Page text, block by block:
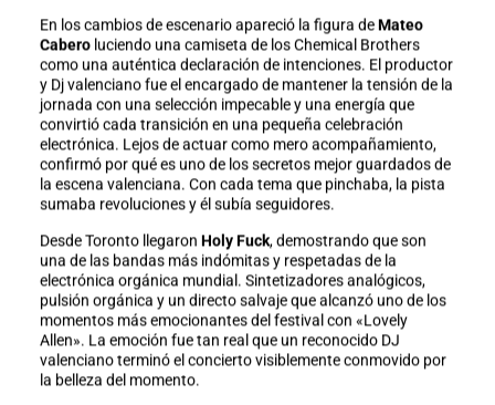
En los cambios de escenario apareció la figura deMateo
Caberoluciendo una camiseta de los Chemical Brothers
como una auténtica declaración de intenciones. El productor
y Dj valenciano fue el encargado de mantener la tensión de la
jornada con una selección impecable y una energía que
convirtió cada transición en una pequeña celebración
electrónica. Lejos de actuar como mero acompañamiento,
confirmó por qué es uno de los secretos mejor guardados de
la escena valenciana. Con cada tema que pinchaba, la pista
sumaba revoluciones y él subía seguidores.
Desde Toronto llegaron Holy Fuck, demostrando que son
una de las bandas más indómitas y respetadas de la
electrónica orgánica mundial. Sintetizadores analógicos,
pulsión orgánica y un directo salvaje que alcanzó uno de los
momentos más emocionantes del festival con «Lovely
Allen». La emoción fue tan real que un reconocido DJ
valenciano terminó el concierto visiblemente conmovido por
la belleza del momento.